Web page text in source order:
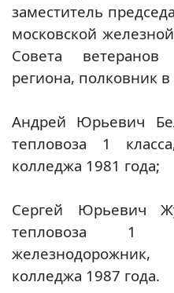
заместитель
московской
Совета ветеранов
региона, полковник в
Андрей Юрьевич
тепловоза 1
колледжа 1981 года;
Сергей Юрьевич
тепловоза 1
колледжа 1987 года.